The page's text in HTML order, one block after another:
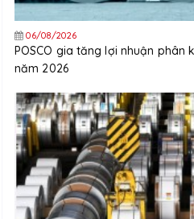
06/08/2026
POSCO gia tăng lợi nhuận phân
năm 2026